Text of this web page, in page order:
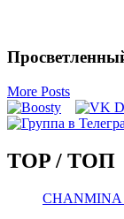
More Posts
TOP / ТОП
CHANMINA